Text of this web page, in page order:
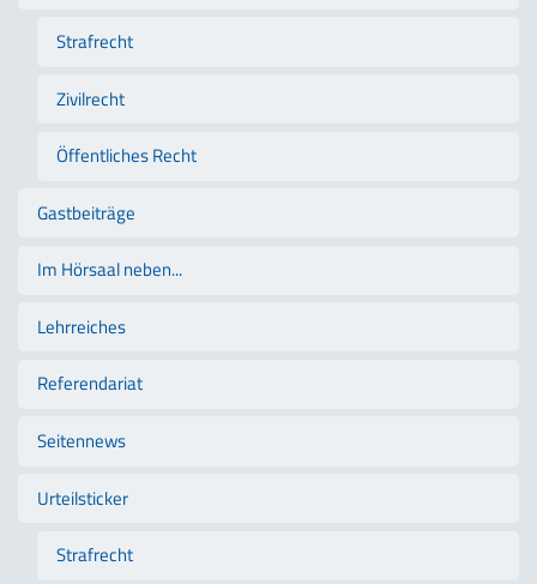
Strafrecht
Zivilrecht
Öffentliches Recht
Gastbeiträge
Im Hörsaal neben...
Lehrreiches
Referendariat
Seitennews
Urteilsticker
Strafrecht